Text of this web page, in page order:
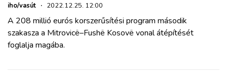
BLOG
ARCHÍVUM
iho/vasút · 2022.12.25. 12:00
A 208 millió eurós korszerűsítési program második
szakasza a Mitrovicë–Fushë Kosovë vonal átépítését
foglalja magába.